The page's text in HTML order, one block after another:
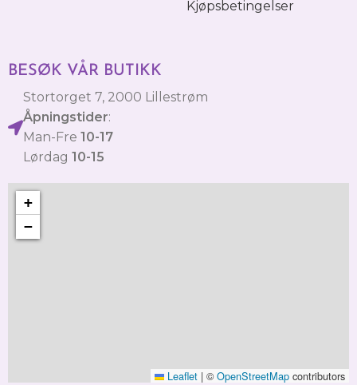
Kjøpsbetingelser
BESØK VÅR BUTIKK
Stortorget 7, 2000 Lillestrøm
Åpningstider:
Man-Fre 10-17
Lørdag 10-15
+
−
Leaflet | © OpenStreetMap contributors